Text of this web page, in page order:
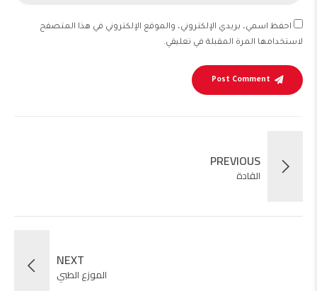
احفظ اسمي، بريدي الإلكتروني، والموقع الإلكتروني في هذا المتصفح
لاستخدامها المرة المقبلة في تعليقي.
Post Comment
PREVIOUS
القادة
NEXT
الموزع الطبي